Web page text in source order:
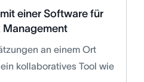
einer Software für
an einem Ort
kollaboratives Tool wie